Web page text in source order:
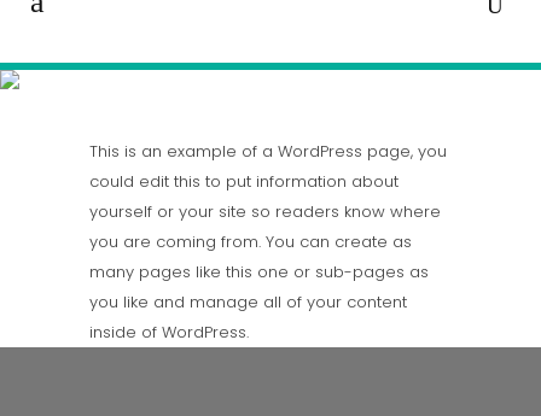
This is an example of a WordPress page, you
could edit this to put information about
yourself or your site so readers know where
you are coming from. You can create as
many pages like this one or sub-pages as
you like and manage all of your content
inside of WordPress.